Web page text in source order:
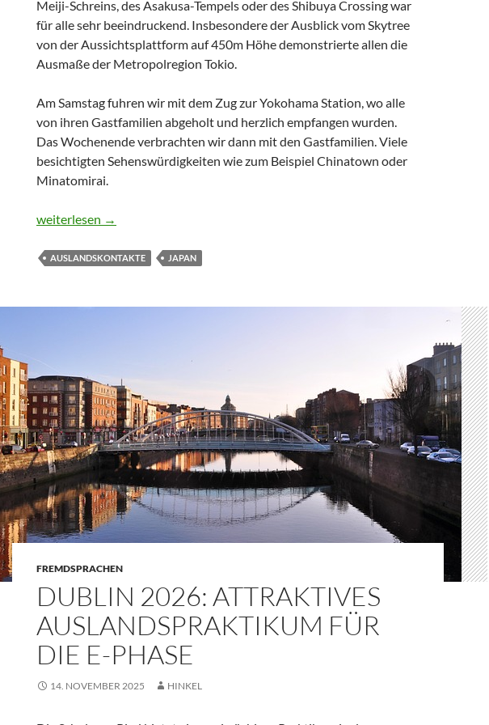
Meiji-Schreins, des Asakusa-Tempels oder des Shibuya Crossing war
für alle sehr beeindruckend. Insbesondere der Ausblick vom Skytree
von der Aussichtsplattform auf 450m Höhe demonstrierte allen die
Ausmaße der Metropolregion Tokio.
Am Samstag fuhren wir mit dem Zug zur Yokohama Station, wo alle
von ihren Gastfamilien abgeholt und herzlich empfangen wurden.
Das Wochenende verbrachten wir dann mit den Gastfamilien. Viele
besichtigten Sehenswürdigkeiten wie zum Beispiel Chinatown oder
Minatomirai.
Zehn unvergessliche Tage in Japan – Austausch zwischen Yokohama und Frankfurt
weiterlesen →
AUSLANDSKONTAKTE JAPAN
FREMDSPRACHEN
DUBLIN 2026: ATTRAKTIVES
AUSLANDSPRAKTIKUM FÜR
DIE E-PHASE
14. NOVEMBER 2025 HINKEL